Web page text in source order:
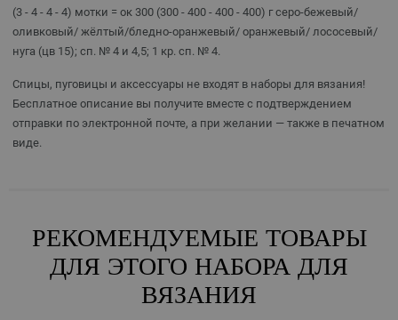
(3 - 4 - 4 - 4) мотки = ок 300 (300 - 400 - 400 - 400) г серо-бежевый/
оливковый/ жёлтый/бледно-оранжевый/ оранжевый/ лососевый/
нуга (цв 15); сп. № 4 и 4,5; 1 кр. сп. № 4.
Спицы, пуговицы и аксессуары не входят в наборы для вязания!
Бесплатное описание вы получите вместе с подтверждением
отправки по электронной почте, а при желании — также в печатном
виде.
РЕКОМЕНДУЕМЫЕ ТОВАРЫ
ДЛЯ ЭТОГО НАБОРА ДЛЯ
ВЯЗАНИЯ